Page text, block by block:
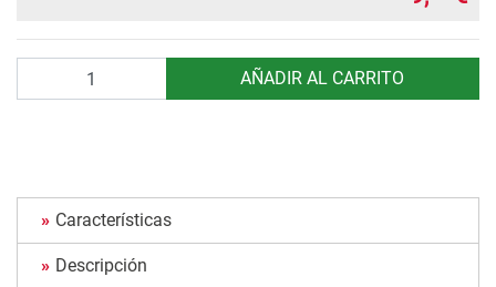
AÑADIR AL CARRITO
Características
Descripción